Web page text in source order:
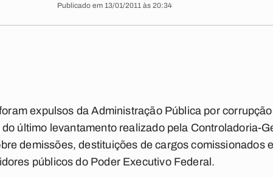
Publicado em 13/01/2011 às 20:34
expulsos da Administração Pública por
último levantamento realizado pela Controladoria-
demissões, destituições de cargos comissionados
públicos do Poder Executivo Federal.